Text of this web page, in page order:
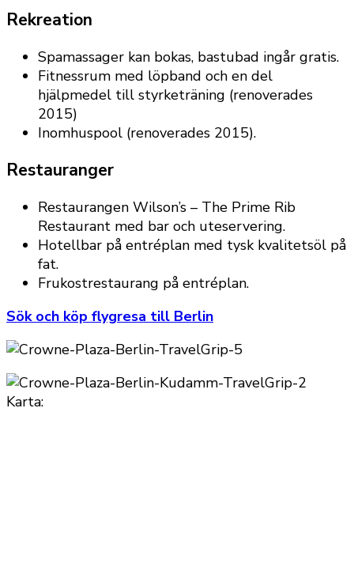
Rekreation
Spamassager kan bokas, bastubad ingår gratis.
Fitnessrum med löpband och en del
hjälpmedel till styrketräning (renoverades
2015)
Inomhuspool (renoverades 2015).
Restauranger
Restaurangen Wilson’s – The Prime Rib
Restaurant med bar och uteservering.
Hotellbar på entréplan med tysk kvalitetsöl på
fat.
Frukostrestaurang på entréplan.
Sök och köp flygresa till Berlin
Karta: